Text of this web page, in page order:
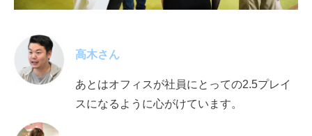
高木さん
あとはオフィスが社員にとっての2.5プレイ
スになるように心がけています。